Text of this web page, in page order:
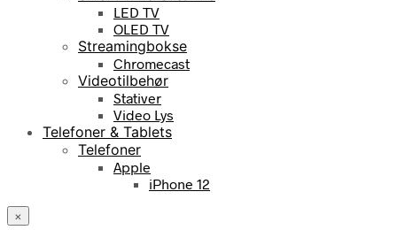
LED TV
OLED TV
Streamingbokse
Chromecast
Videotilbehør
Stativer
Video Lys
Telefoner & Tablets
Telefoner
Apple
iPhone 12
×